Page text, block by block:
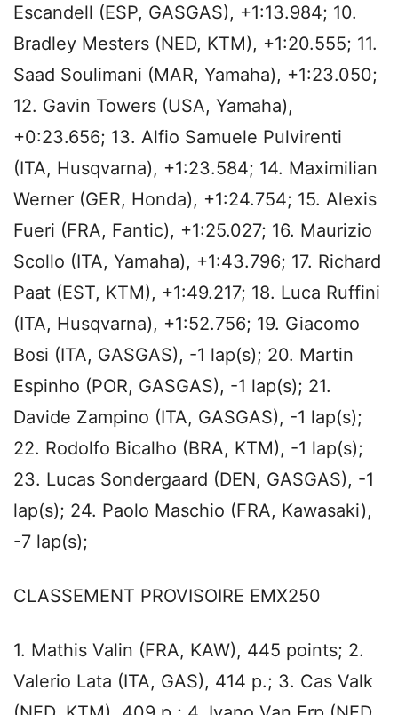
Escandell (ESP, GASGAS), +1:13.984; 10.
Bradley Mesters (NED, KTM), +1:20.555; 11.
Saad Soulimani (MAR, Yamaha), +1:23.050;
12. Gavin Towers (USA, Yamaha),
+0:23.656; 13. Alfio Samuele Pulvirenti
(ITA, Husqvarna), +1:23.584; 14. Maximilian
Werner (GER, Honda), +1:24.754; 15. Alexis
Fueri (FRA, Fantic), +1:25.027; 16. Maurizio
Scollo (ITA, Yamaha), +1:43.796; 17. Richard
Paat (EST, KTM), +1:49.217; 18. Luca Ruffini
(ITA, Husqvarna), +1:52.756; 19. Giacomo
Bosi (ITA, GASGAS), -1 lap(s); 20. Martin
Espinho (POR, GASGAS), -1 lap(s); 21.
Davide Zampino (ITA, GASGAS), -1 lap(s);
22. Rodolfo Bicalho (BRA, KTM), -1 lap(s);
23. Lucas Sondergaard (DEN, GASGAS), -1
lap(s); 24. Paolo Maschio (FRA, Kawasaki),
-7 lap(s);
CLASSEMENT PROVISOIRE EMX250
1. Mathis Valin (FRA, KAW), 445 points; 2.
Valerio Lata (ITA, GAS), 414 p.; 3. Cas Valk